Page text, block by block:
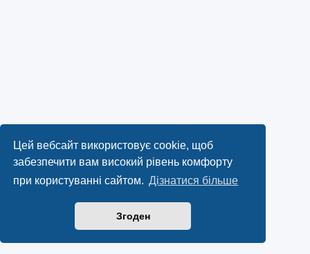
Цей вебсайт використовує cookie, щоб
забезпечити вам високий рівень комфорту
при користуванні сайтом. Дізнатися більше
Згоден